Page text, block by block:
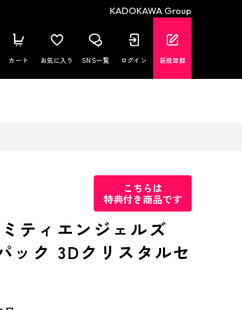
KADOKAWA Group
カート お気に入り SNS一覧 ログイン 新規登録
こちらは
特典付き商品です
ティエンジェルズ
ック 3Dクリスタルセ